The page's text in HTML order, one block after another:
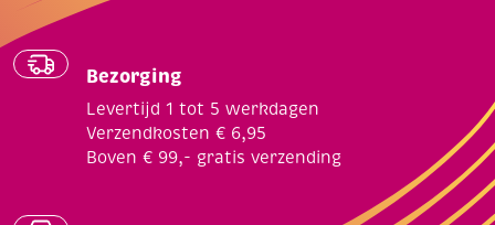
Bezorging
Levertijd 1 tot 5 werkdagen
Verzendkosten € 6,95
Boven € 99,- gratis verzending